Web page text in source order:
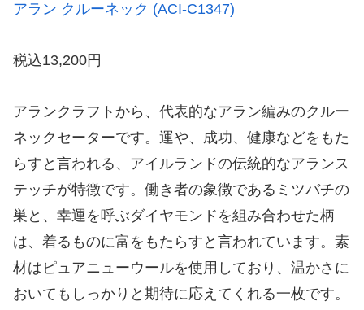
アラン クルーネック (ACI-C1347)
税込13,200円
アランクラフトから、代表的なアラン編みのクルー
ネックセーターです。運や、成功、健康などをもた
らすと言われる、アイルランドの伝統的なアランス
テッチが特徴です。働き者の象徴であるミツバチの
巣と、幸運を呼ぶダイヤモンドを組み合わせた柄
は、着るものに富をもたらすと言われています。素
材はピュアニューウールを使用しており、温かさに
おいてもしっかりと期待に応えてくれる一枚です。